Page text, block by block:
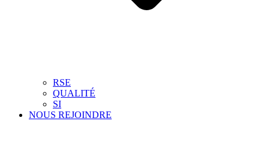
RSE
QUALITÉ
SI
NOUS REJOINDRE